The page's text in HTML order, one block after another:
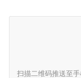
扫描二维码推送至手